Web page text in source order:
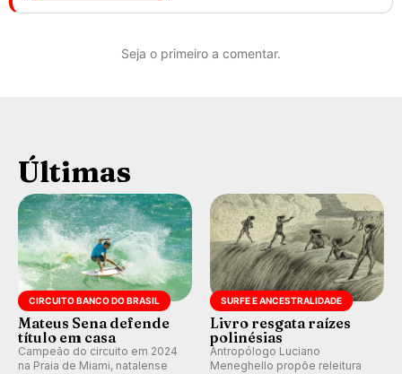
Seja o primeiro a comentar.
Últimas
CIRCUITO BANCO DO BRASIL
Mateus Sena defende
título em casa
Campeão do circuito em 2024
na Praia de Miami, natalense
SURFE E ANCESTRALIDADE
Livro resgata raízes
polinésias
Antropólogo Luciano
Meneghello propõe releitura